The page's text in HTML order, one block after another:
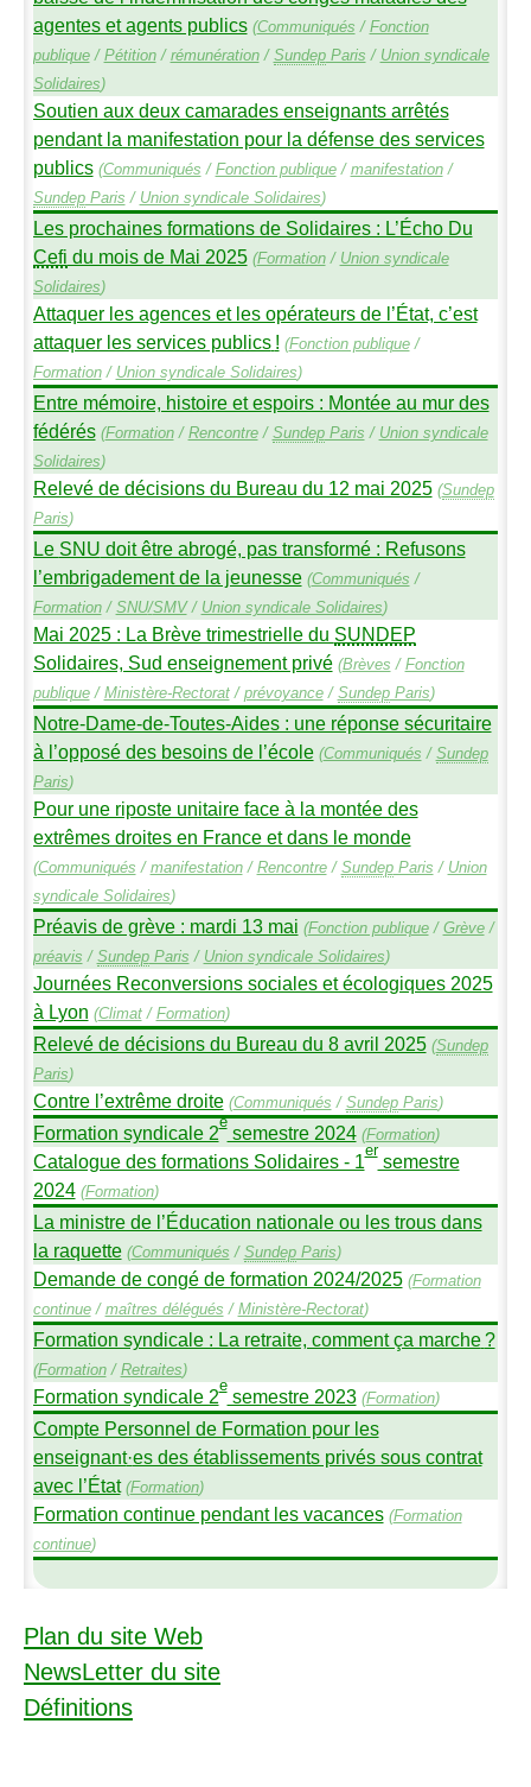
agentes et agents publics (Communiqués / Fonction
publique/ Pétition/ rémunération/ SundepParis / Union syndicale
Solidaires)
Soutien aux deux camarades enseignants arrêtés
pendant la manifestation pour la défense des services
publics (Communiqués / Fonction publique/ manifestation/
SundepParis / Union syndicale Solidaires)
Les prochaines formations de Solidaires : L’Écho Du
Cefi du mois de Mai 2025 (Formation/ Union syndicale
Solidaires)
Attaquer les agences et les opérateurs de l’État, c’est
attaquer les services publics ! (Fonction publique/
Formation/ Union syndicale Solidaires)
Entre mémoire, histoire et espoirs : Montée au mur des
fédérés (Formation/ Rencontre/ SundepParis / Union syndicale
Solidaires)
Relevé de décisions du Bureau du 12 mai 2025 (Sundep
Paris)
Le SNU doit être abrogé, pas transformé : Refusons
l’embrigadement de la jeunesse (Communiqués /
Formation/ SNU/SMV/ Union syndicale Solidaires)
Mai 2025 : La Brève trimestrielle du SUNDEP
Solidaires, Sud enseignement privé (Brèves / Fonction
publique/ Ministère-Rectorat/ prévoyance/ SundepParis)
Notre-Dame-de-Toutes-Aides : une réponse sécuritaire
à l’opposé des besoins de l’école (Communiqués / Sundep
Paris)
Pour une riposte unitaire face à la montée des
extrêmes droites en France et dans le monde
(Communiqués / manifestation/ Rencontre/ SundepParis / Union
syndicale Solidaires)
Préavis de grève : mardi 13 mai (Fonction publique/ Grève/
préavis / SundepParis / Union syndicale Solidaires)
Journées Reconversions sociales et écologiques 2025
à Lyon (Climat/ Formation)
Relevé de décisions du Bureau du 8 avril 2025 (Sundep
Paris)
Contre l’extrême droite (Communiqués / SundepParis)
Formation syndicale 2esemestre 2024 (Formation)
Catalogue des formations Solidaires - 1ersemestre
2024 (Formation)
La ministre de l’Éducation nationale ou les trous dans
la raquette (Communiqués / SundepParis)
Demande de congé de formation 2024/2025 (Formation
continue/ maîtres délégués / Ministère-Rectorat)
Formation syndicale : La retraite, comment ça marche?
(Formation/ Retraites)
Formation syndicale 2esemestre 2023 (Formation)
Compte Personnel de Formation pour les
enseignant·es des établissements privés sous contrat
avec l’État (Formation)
Formation continue pendant les vacances (Formation
continue)
Plan du site Web
NewsLetter du site
Définitions